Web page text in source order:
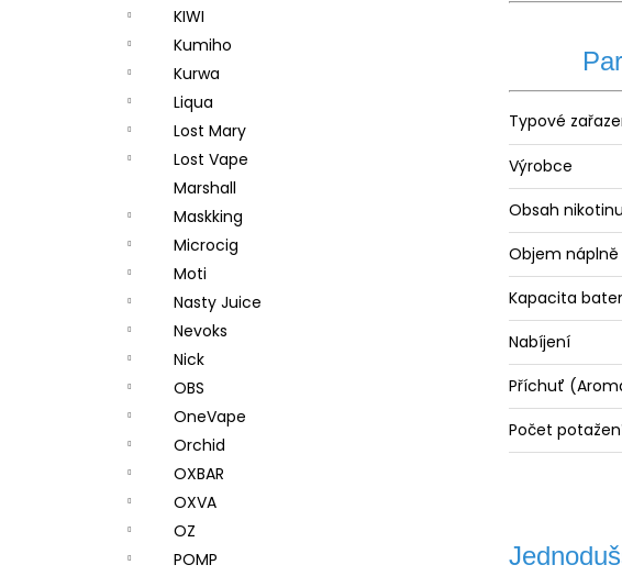
KIWI
Kumiho
Kurwa
Liqua
Lost Mary
Lost Vape
Marshall
Maskking
Microcig
Moti
Nasty Juice
Nevoks
Nick
OBS
OneVape
Orchid
OXBAR
OXVA
OZ
POMP
Typové
Výrobce
Obsah nikotinu
Objem náplně
Kapacita
Nabíjení
Příchuť (
Počet